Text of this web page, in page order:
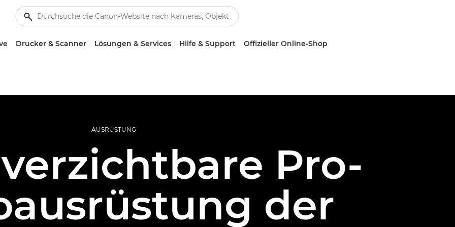
Drucker & Scanner Lösungen & Services Hilfe & Support Offizieller Online-Shop
AUSRÜSTUNG
Pro-
der